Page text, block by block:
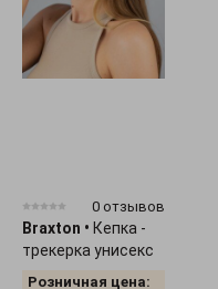
0 отзывов
Braxton • Кепка -
трекерка унисекс
Розничная цена: